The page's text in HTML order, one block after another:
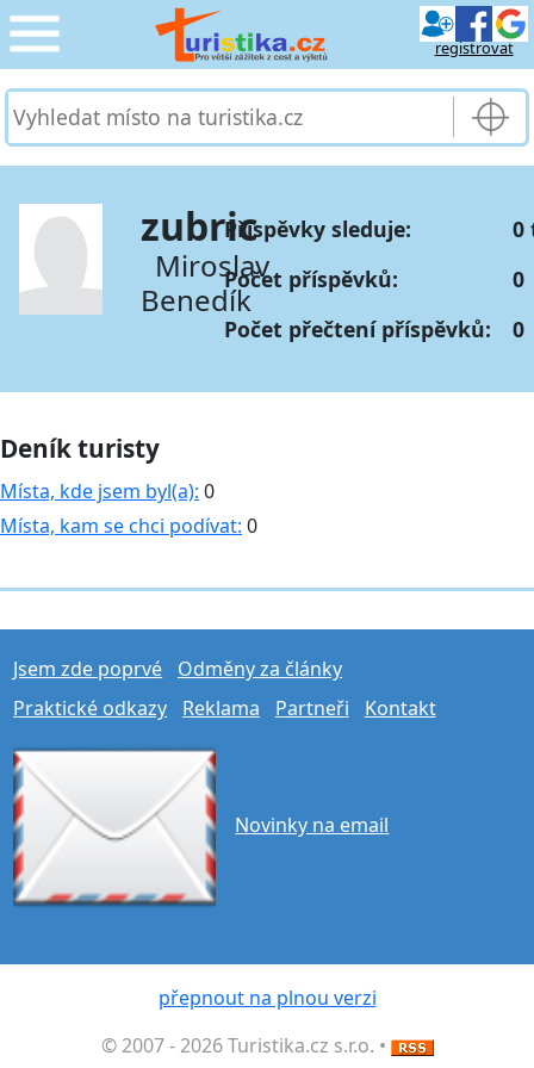
registrovat
CESTOVÁNÍ
SLUŽBY & DOPRAVA ›
PRO TURISTY ›
MOJE TURISTIKA ›
zubric
Miroslav
Benedík
Příspěvky sleduje:
0
Počet příspěvků:
0
Počet přečtení příspěvků:
0
Deník turisty
Místa, kde jsem byl(a): 0
Místa, kam se chci podívat: 0
Jsem zde poprvé
Odměny za články
Praktické odkazy
Reklama Partneři Kontakt
Novinky na email
přepnout na plnou verzi
© 2007 - 2026 Turistika.cz s.r.o. •